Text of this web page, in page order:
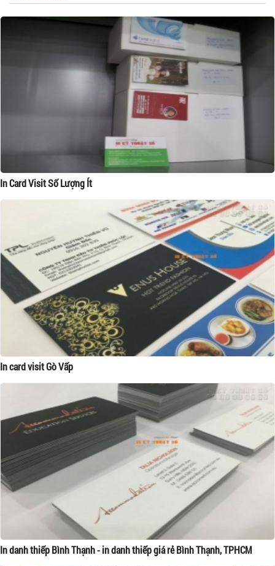
In Card Visit Số Lượng Ít
In card visit Gò Vấp
In danh thiếp Bình Thạnh - in danh thiếp giá rẻ Bình Thạnh, TPHCM